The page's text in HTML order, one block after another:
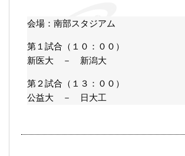
会場：南部スタジアム
第１試合（１０：００）
新医大 － 新潟大
第２試合（１３：００）
公益大 － 日大工